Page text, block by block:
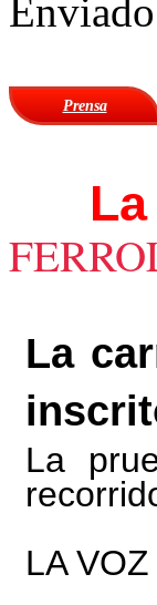
Prensa
La
La
LA VOZ